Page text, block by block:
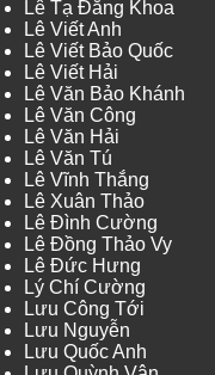
Lê Tạ Đăng Khoa
Lê Viết Anh
Lê Viết Bảo Quốc
Lê Viết Hải
Lê Văn Bảo Khánh
Lê Văn Công
Lê Văn Hải
Lê Văn Tú
Lê Vĩnh Thắng
Lê Xuân Thảo
Lê Đình Cường
Lê Đồng Thảo Vy
Lê Đức Hưng
Lý Chí Cường
Lưu Công Tới
Lưu Nguyễn
Lưu Quốc Anh